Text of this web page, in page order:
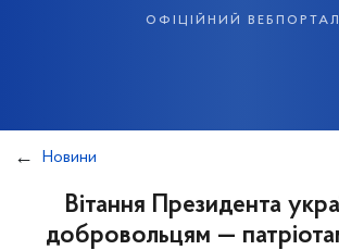
офіційний вебпортал
Новини
Вітання Президента
добровольцям —